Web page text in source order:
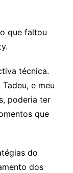
que faltou
técnica.
e meu
poderia ter
que
do
dos